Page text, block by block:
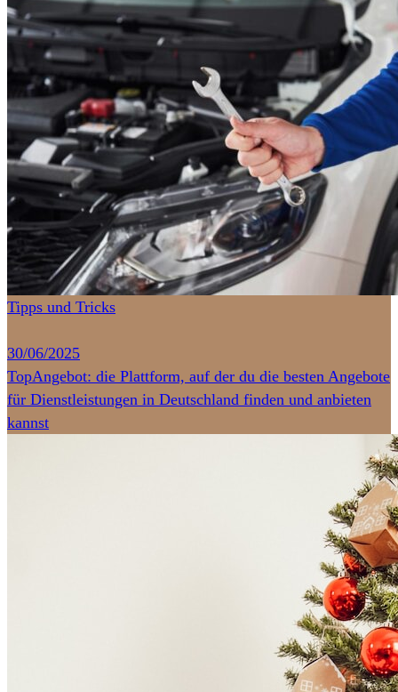
Tipps und Tricks
30/06/2025
TopAngebot: die Plattform, auf der du die besten Angebote
für Dienstleistungen in Deutschland finden und anbieten
kannst